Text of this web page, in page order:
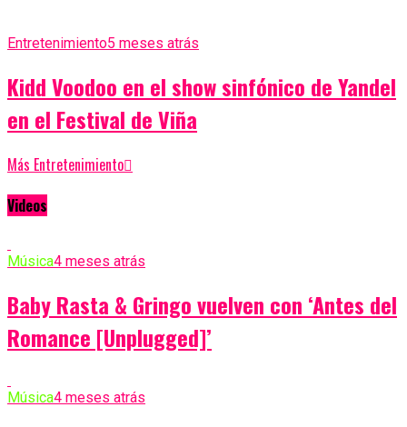
Entretenimiento5 meses atrás
Kidd Voodoo en el show sinfónico de Yandel
en el Festival de Viña
Más Entretenimiento
Videos
Música4 meses atrás
Baby Rasta & Gringo vuelven con ‘Antes del
Romance [Unplugged]’
Música4 meses atrás